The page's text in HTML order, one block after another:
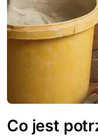
Co jest